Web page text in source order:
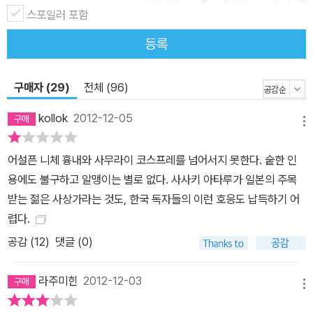
스포일러 포함
등록
구매자 (29) 전체 (96)
kollok 2012-12-05
어설픈 니체 흉내와 사무라이 코스프레를 넘어서지 못한다. 숱한 인
용에도 불구하고 알맹이는 별로 없다. 사사키 아타루가 일본의 주목
받는 젊은 사상가라는 것도, 한국 독자들의 이런 호응도 납득하기 어
렵다.
공감 (12) 댓글 (0)
라주미힌 2012-12-03